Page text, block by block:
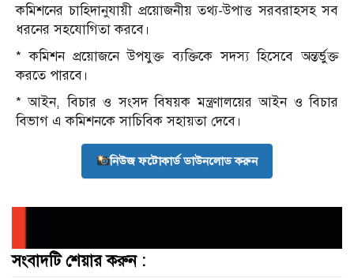
কমিশনের চাহিদানুযায়ী প্রয়োজনীয় তথ্য-উপাত্ত সরবরাহসহ সব
ধরনের সহযোগিতা করবে।
* কমিশন প্রয়োজনে উপযুক্ত ব্যক্তিকে সদস্য হিসেবে অন্তর্ভুক্ত
করতে পারবে।
* আইন, বিচার ও সংসদ বিষয়ক মন্ত্রণালয়ের আইন ও বিচার
বিভাগ এ কমিশনকে সাচিবিক সহায়তা দেবে।
নিউজ ফটোকার্ড ডাউনলোড করুন
সংবাদটি শেয়ার করুন :